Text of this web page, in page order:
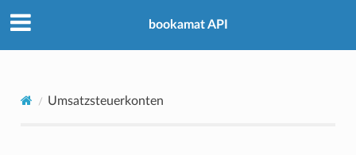
bookamat API
Umsatzsteuerkonten